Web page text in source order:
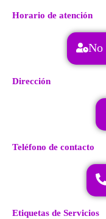
Horario de atención
No
Dirección
Teléfono de contacto
Etiquetas de Servicios